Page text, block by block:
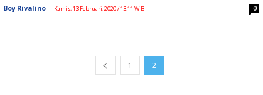
Boy Rivalino - Kamis, 13 Februari, 2020 / 13:11 WIB 0
1 2